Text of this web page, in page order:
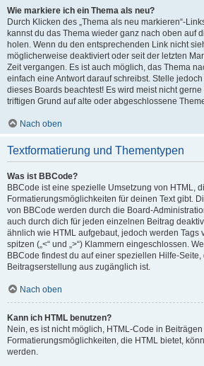
Wie markiere ich ein Thema als neu?
Durch Klicken des „Thema als neu markieren“-
kannst du das Thema wieder ganz nach oben auf
holen. Wenn du den entsprechenden Link nicht
möglicherweise deaktiviert oder seit der letzten
Zeit vergangen. Es ist auch möglich, das Thema
einfach eine Antwort darauf schreibst. Stelle
dieses Boards beachtest! Es wird meist nicht
triftigen Grund auf alte oder abgeschlossene
Nach oben
Textformatierung und Thementypen
Was ist BBCode?
BBCode ist eine spezielle Umsetzung von HTML,
Formatierungsmöglichkeiten für deinen Text gibt.
von BBCode werden durch die Board-
auch durch dich für jeden einzelnen Beitrag
ähnlich wie HTML aufgebaut, jedoch werden Tags
spitzen („<“ und „>“) Klammern eingeschlossen.
BBCode findest du auf einer speziellen Hilfe-
Beitragserstellung aus zugänglich ist.
Nach oben
Kann ich HTML benutzen?
Nein, es ist nicht möglich, HTML-Code in
Formatierungsmöglichkeiten, die HTML bietet,
werden.